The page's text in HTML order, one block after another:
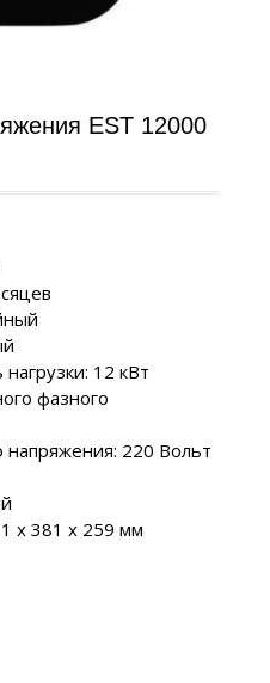
EST 12000
12 кВт
фазного
220 Вольт
х 381 х 259 мм